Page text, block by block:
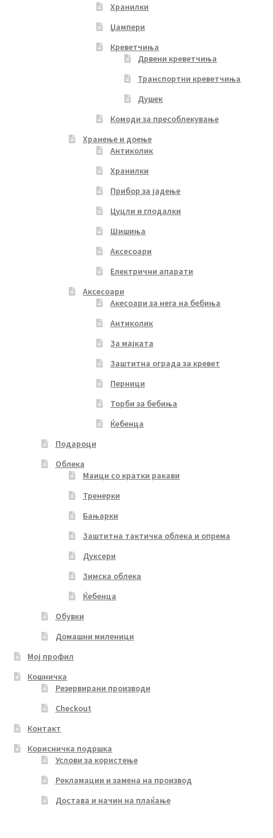
Хранилки
Џампери
Креветчиња
Дрвени креветчиња
Транспортни креветчиња
Душек
Комоди за пресоблекување
Хранење и доење
Антиколик
Хранилки
Прибор за јадење
Цуцли и глодалки
Шишиња
Аксесоари
Електрични апарати
Аксесоари
Акесоари за нега на бебиња
Антиколик
За мајката
Заштитна ограда за кревет
Перници
Торби за бебиња
Ќебенца
Подароци
Облека
Маици со кратки ракави
Тренерки
Бањарки
Заштитна тактичка облека и опрема
Дуксери
Зимска облека
Ќебенца
Обувки
Домашни миленици
Мој профил
Кошничка
Резервирани производи
Checkout
Контакт
Корисничка подршка
Услови за користење
Рекламации и замена на производ
Достава и начин на плаќање